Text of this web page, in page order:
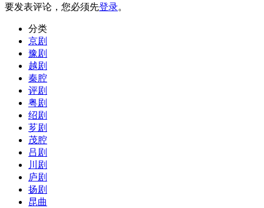
要发表评论，您必须先登录。
分类
京剧
豫剧
越剧
秦腔
评剧
粤剧
绍剧
芗剧
茂腔
吕剧
川剧
庐剧
扬剧
昆曲